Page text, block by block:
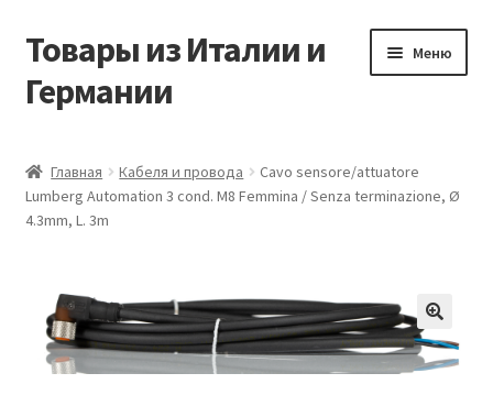
Перейти
навигации
Перейти
содержимому
Товары из Италии и
Германии
Меню
Виды доставки
Контакты
Корзина
Главная Кабеля и провода
Cavo sensore/attuatore
Lumberg Automation 3 cond. M8 Femmina / Senza terminazione, Ø
4.3mm, L. 3m
🔍